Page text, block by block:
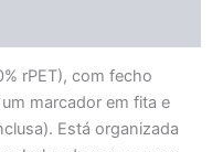
rPET), com fecho
marcador em fita e
Está organizada